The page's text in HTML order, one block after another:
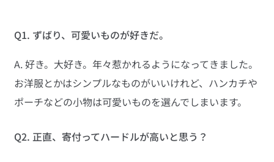
Q1. ずばり、可愛いものが好きだ。
A. 好き。大好き。年々惹かれるようになってきました。
お洋服とかはシンプルなものがいいけれど、ハンカチや
ポーチなどの小物は可愛いものを選んでしまいます。
Q2. 正直、寄付ってハードルが高いと思う？